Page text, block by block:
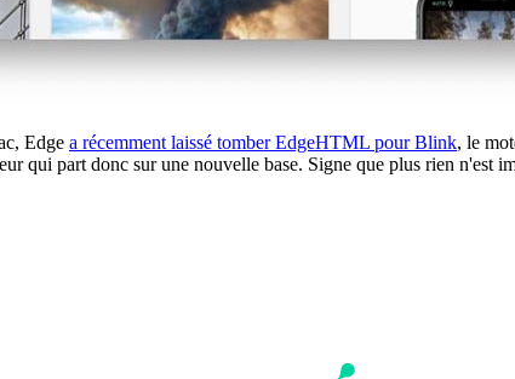
Edge a récemment laissé tomber EdgeHTML pour Blink, le
qui part donc sur une nouvelle base. Signe que plus rien n'est